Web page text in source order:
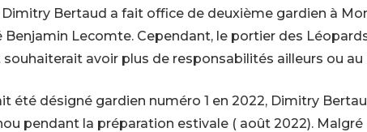
Bertaud a fait office de deuxième gardien à
Benjamin Lecomte. Cependant, le portier des
souhaiterait avoir plus de responsabilités ailleurs ou au
été désigné gardien numéro 1 en 2022, Dimitry
pendant la préparation estivale ( août 2022).